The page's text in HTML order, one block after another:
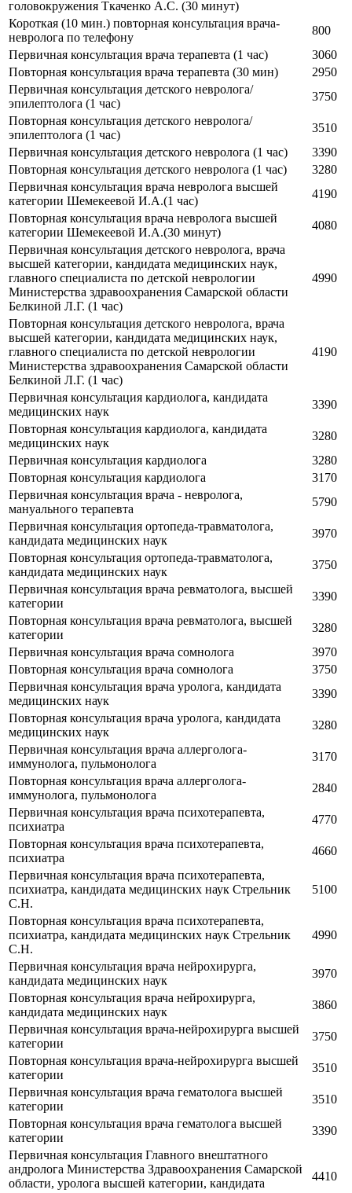
головокружения Ткаченко А.С. (30 минут)
Короткая (10 мин.) повторная консультация врача-
невролога по телефону
800
Первичная консультация врача терапевта (1 час)
3060
Повторная консультация врача терапевта (30 мин)
2950
Первичная консультация детского невролога/
эпилептолога (1 час)
3750
Повторная консультация детского невролога/
эпилептолога (1 час)
3510
Первичная консультация детского невролога (1 час)
3390
Повторная консультация детского невролога (1 час)
3280
Первичная консультация врача невролога высшей
категории Шемекеевой И.А.(1 час)
4190
Повторная консультация врача невролога высшей
категории Шемекеевой И.А.(30 минут)
4080
Первичная консультация детского невролога, врача
высшей категории, кандидата медицинских наук,
главного специалиста по детской неврологии
Министерства здравоохранения Самарской области
Белкиной Л.Г. (1 час)
4990
Повторная консультация детского невролога, врача
высшей категории, кандидата медицинских наук,
главного специалиста по детской неврологии
Министерства здравоохранения Самарской области
Белкиной Л.Г. (1 час)
4190
Первичная консультация кардиолога, кандидата
медицинских наук
3390
Повторная консультация кардиолога, кандидата
медицинских наук
3280
Первичная консультация кардиолога
3280
Повторная консультация кардиолога
3170
Первичная консультация врача - невролога,
мануального терапевта
5790
Первичная консультация ортопеда-травматолога,
кандидата медицинских наук
3970
Повторная консультация ортопеда-травматолога,
кандидата медицинских наук
3750
Первичная консультация врача ревматолога, высшей
категории
3390
Повторная консультация врача ревматолога, высшей
категории
3280
Первичная консультация врача сомнолога
3970
Повторная консультация врача сомнолога
3750
Первичная консультация врача уролога, кандидата
медицинских наук
3390
Повторная консультация врача уролога, кандидата
медицинских наук
3280
Первичная консультация врача аллерголога-
иммунолога, пульмонолога
3170
Повторная консультация врача аллерголога-
иммунолога, пульмонолога
2840
Первичная консультация врача психотерапевта,
психиатра
4770
Повторная консультация врача психотерапевта,
психиатра
4660
Первичная консультация врача психотерапевта,
психиатра, кандидата медицинских наук Стрельник
С.Н.
5100
Повторная консультация врача психотерапевта,
психиатра, кандидата медицинских наук Стрельник
С.Н.
4990
Первичная консультация врача нейрохирурга,
кандидата медицинских наук
3970
Повторная консультация врача нейрохирурга,
кандидата медицинских наук
3860
Первичная консультация врача-нейрохирурга высшей
категории
3750
Повторная консультация врача-нейрохирурга высшей
категории
3510
Первичная консультация врача гематолога высшей
категории
3510
Повторная консультация врача гематолога высшей
категории
3390
Первичная консультация Главного внештатного
андролога Министерства Здравоохранения Самарской
области, уролога высшей категории, кандидата
4410